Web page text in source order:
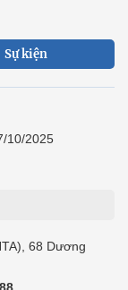
Sự kiện
10/2025
68 Dương